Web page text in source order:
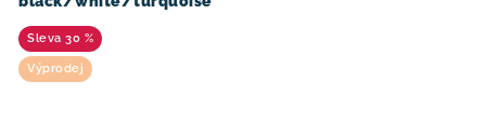
30 %
Výprodej